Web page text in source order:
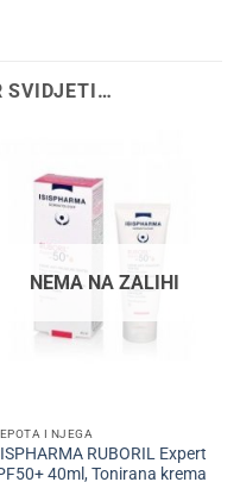
SVIDJETI…
NEMA NA ZALIHI
I NJEGA
RUBORIL Expert
40ml, Tonirana krema